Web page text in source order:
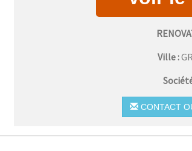
Ville :
CONTACT